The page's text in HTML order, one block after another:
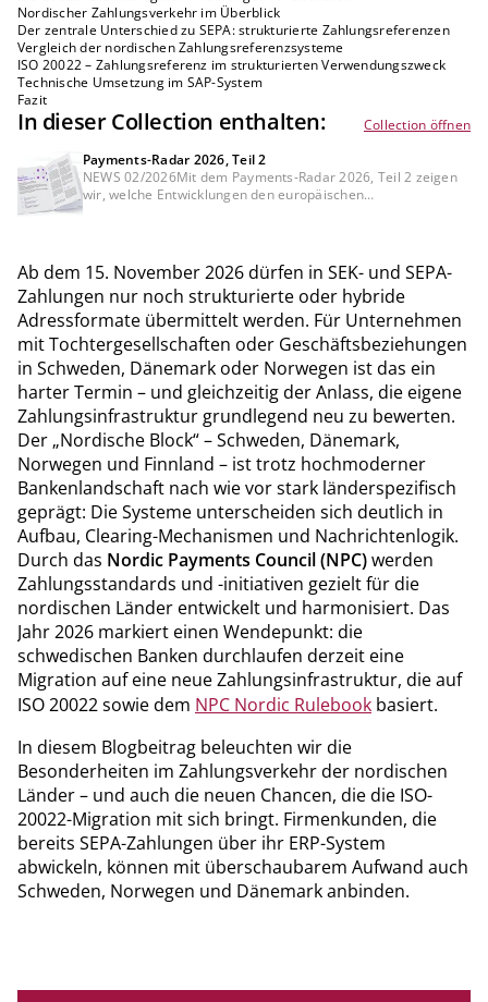
Nordischer Zahlungsverkehr im Überblick
Der zentrale Unterschied zu SEPA: strukturierte Zahlungsreferenzen
Vergleich der nordischen Zahlungsreferenzsysteme
ISO 20022 – Zahlungsreferenz im strukturierten Verwendungszweck
Technische Umsetzung im SAP-System
Fazit
In dieser Collection enthalten:
Collection öffnen
Payments-Radar 2026, Teil 2
NEWS 02/2026Mit dem Payments-Radar 2026, Teil 2 zeigen
wir, welche Entwicklungen den europäischen
sollten.
Ab dem 15. November 2026 dürfen in SEK- und SEPA-
Zahlungen nur noch strukturierte oder hybride
Adressformate übermittelt werden. Für Unternehmen
mit Tochtergesellschaften oder Geschäftsbeziehungen
in Schweden, Dänemark oder Norwegen ist das ein
harter Termin – und gleichzeitig der Anlass, die eigene
Zahlungsinfrastruktur grundlegend neu zu bewerten.
Der „Nordische Block“ – Schweden, Dänemark,
Norwegen und Finnland – ist trotz hochmoderner
Bankenlandschaft nach wie vor stark länderspezifisch
geprägt: Die Systeme unterscheiden sich deutlich in
Aufbau, Clearing-Mechanismen und Nachrichtenlogik.
Durch das Nordic Payments Council (NPC)werden
Zahlungsstandards und -initiativen gezielt für die
nordischen Länder entwickelt und harmonisiert. Das
Jahr 2026 markiert einen Wendepunkt: die
schwedischen Banken durchlaufen derzeit eine
Migration auf eine neue Zahlungsinfrastruktur, die auf
ISO 20022 sowie dem NPC Nordic Rulebook basiert.
In diesem Blogbeitrag beleuchten wir die
Besonderheiten im Zahlungsverkehr der nordischen
Länder – und auch die neuen Chancen, die die ISO-
20022-Migration mit sich bringt. Firmenkunden, die
bereits SEPA-Zahlungen über ihr ERP-System
abwickeln, können mit überschaubarem Aufwand auch
Schweden, Norwegen und Dänemark anbinden.